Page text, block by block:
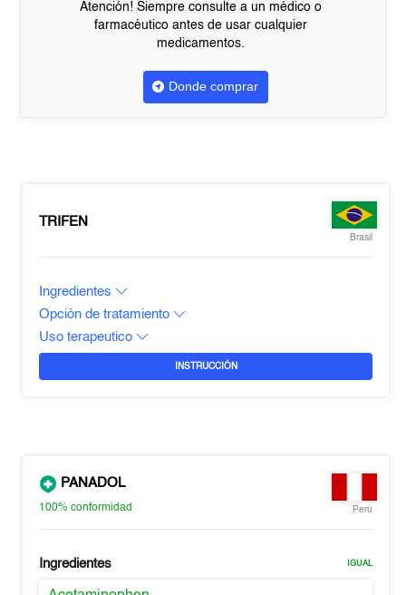
Atención! Siempre consulte a un médico o
farmacéutico antes de usar cualquier
medicamentos.
Donde comprar
TRIFEN
Brasil
Ingredientes
Opción de tratamiento
Uso terapeutico
INSTRUCCIÓN
PANADOL
100%conformidad Perú
Ingredientes IGUAL